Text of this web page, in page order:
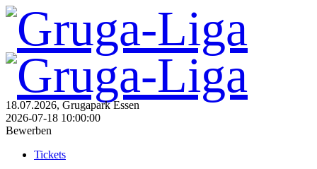
18.07.2026, Grugapark Essen
2026-07-18 10:00:00
Bewerben
Tickets